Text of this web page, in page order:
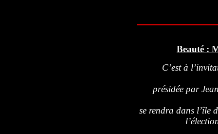
Beauté :
C’est à
présidée par
se rendra dans l’île